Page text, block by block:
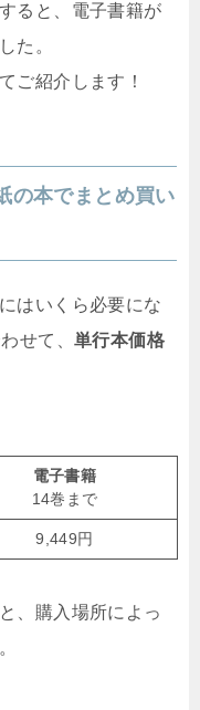
ると、電子書籍が
た。
ご紹介します！
の本でまとめ買い
はいくら必要にな
せて、 単行本価格
電子書籍
14巻まで
9,449円
、購入場所によっ